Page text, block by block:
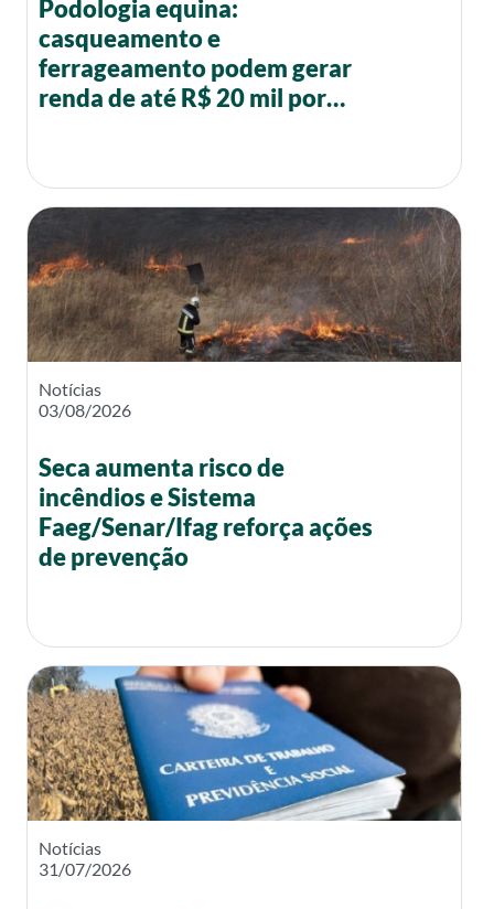
Podologia equina:
casqueamento e
ferrageamento podem gerar
renda de até R$ 20 mil por
Notícias
03/08/2026
Seca aumenta risco de
incêndios e Sistema
Faeg/Senar/Ifag reforça ações
de prevenção
Notícias
31/07/2026